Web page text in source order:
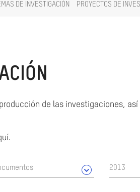
DE INVESTIGACIÓN PROYECTOS DE
de las investigaciones,
2013